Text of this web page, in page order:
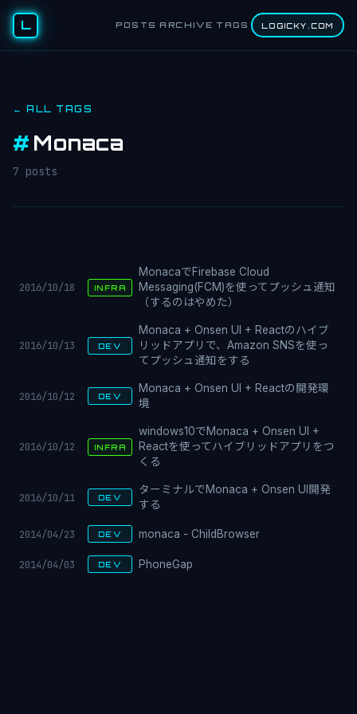
L POSTS ARCHIVE TAGS LOGICKY.COM
← ALL TAGS
# Monaca
7 posts
2016/10/18 INFRA
MonacaでFirebase Cloud
Messaging(FCM)を使ってプッシュ通知
（するのはやめた）
2016/10/13 DEV
Monaca + Onsen UI + Reactのハイブ
リッドアプリで、Amazon SNSを使っ
てプッシュ通知をする
2016/10/12 DEV
Monaca + Onsen UI + Reactの開発環
境
2016/10/12 INFRA
windows10でMonaca + Onsen UI +
Reactを使ってハイブリッドアプリをつ
くる
2016/10/11 DEV
ターミナルでMonaca + Onsen UI開発
する
2014/04/23 DEV monaca - ChildBrowser
2014/04/03 DEV PhoneGap